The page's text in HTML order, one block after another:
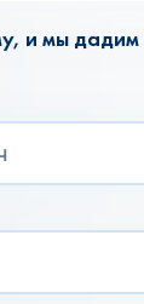
и мы